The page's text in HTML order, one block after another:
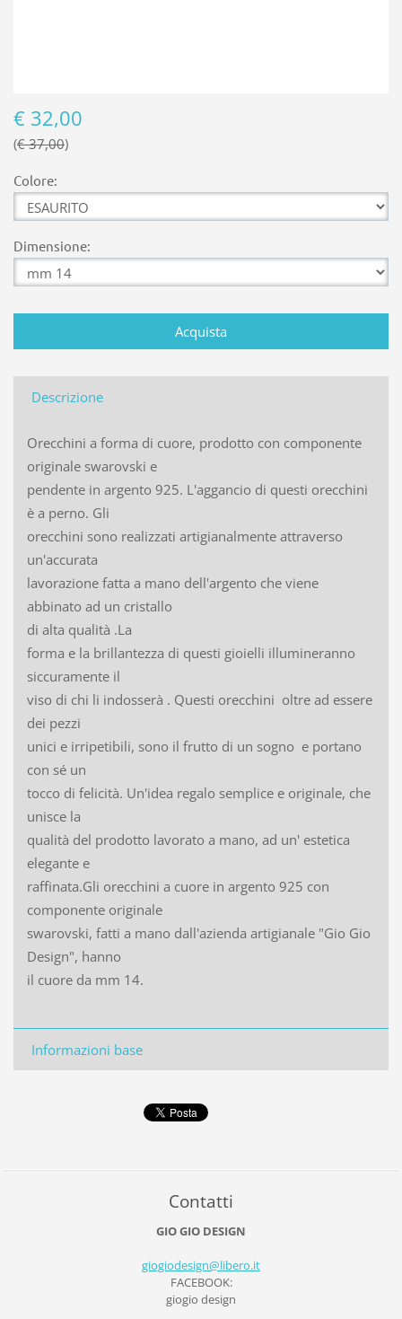
€ 32,00
€ 37,00
Colore:
Dimensione:
Descrizione
Orecchini a forma di cuore, prodotto con componente
originale swarovski e
pendente in argento 925. L'aggancio di questi orecchini
è a perno. Gli
orecchini sono realizzati artigianalmente attraverso
un'accurata
lavorazione fatta a mano dell'argento che viene
abbinato ad un cristallo
di alta qualità .La
forma e la brillantezza di questi gioielli illumineranno
siccuramente il
viso di chi li indosserà . Questi orecchini oltre ad essere
dei pezzi
unici e irripetibili, sono il frutto di un sogno e portano
con sé un
tocco di felicità. Un'idea regalo semplice e originale, che
unisce la
qualità del prodotto lavorato a mano, ad un' estetica
elegante e
raffinata.Gli orecchini a cuore in argento 925 con
componente originale
swarovski, fatti a mano dall'azienda artigianale "Gio Gio
Design", hanno
il cuore da mm 14.
Informazioni base
Contatti
GIO GIO DESIGN
giogiodesign@libero.it
FACEBOOK:
giogio design